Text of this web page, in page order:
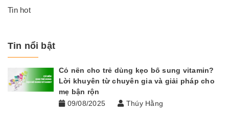
Tin hot
Tin nổi bật
Có nên cho trẻ dùng kẹo bổ sung vitamin?
Lời khuyên từ chuyên gia và giải pháp cho
mẹ bận rộn
09/08/2025
Thúy Hằng